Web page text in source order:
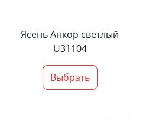
Ясень Анкор светлый
U31104
Выбрать